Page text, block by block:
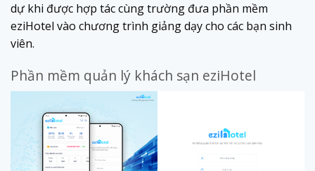
dự khi được hợp tác cùng trường đưa phần mềm
eziHotel vào chương trình giảng dạy cho các bạn sinh
viên.
Phần mềm quản lý khách sạn eziHotel